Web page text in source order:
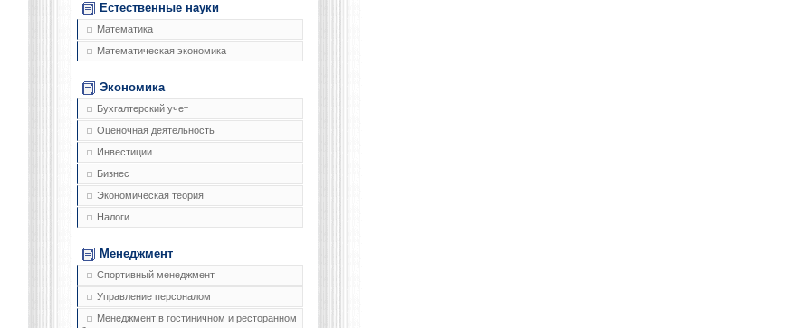
Естественные науки
Математика
Математическая экономика
Экономика
Бухгалтерский учет
Оценочная деятельность
Инвестиции
Бизнес
Экономическая теория
Налоги
Менеджмент
Спортивный менеджмент
Управление персоналом
Менеджмент в гостиничном и ресторанном